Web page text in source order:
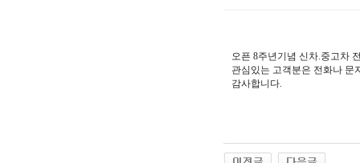
오픈 8주년기념 신차.중고차
관심있는 고객분은 전화나 문
감사합니다.